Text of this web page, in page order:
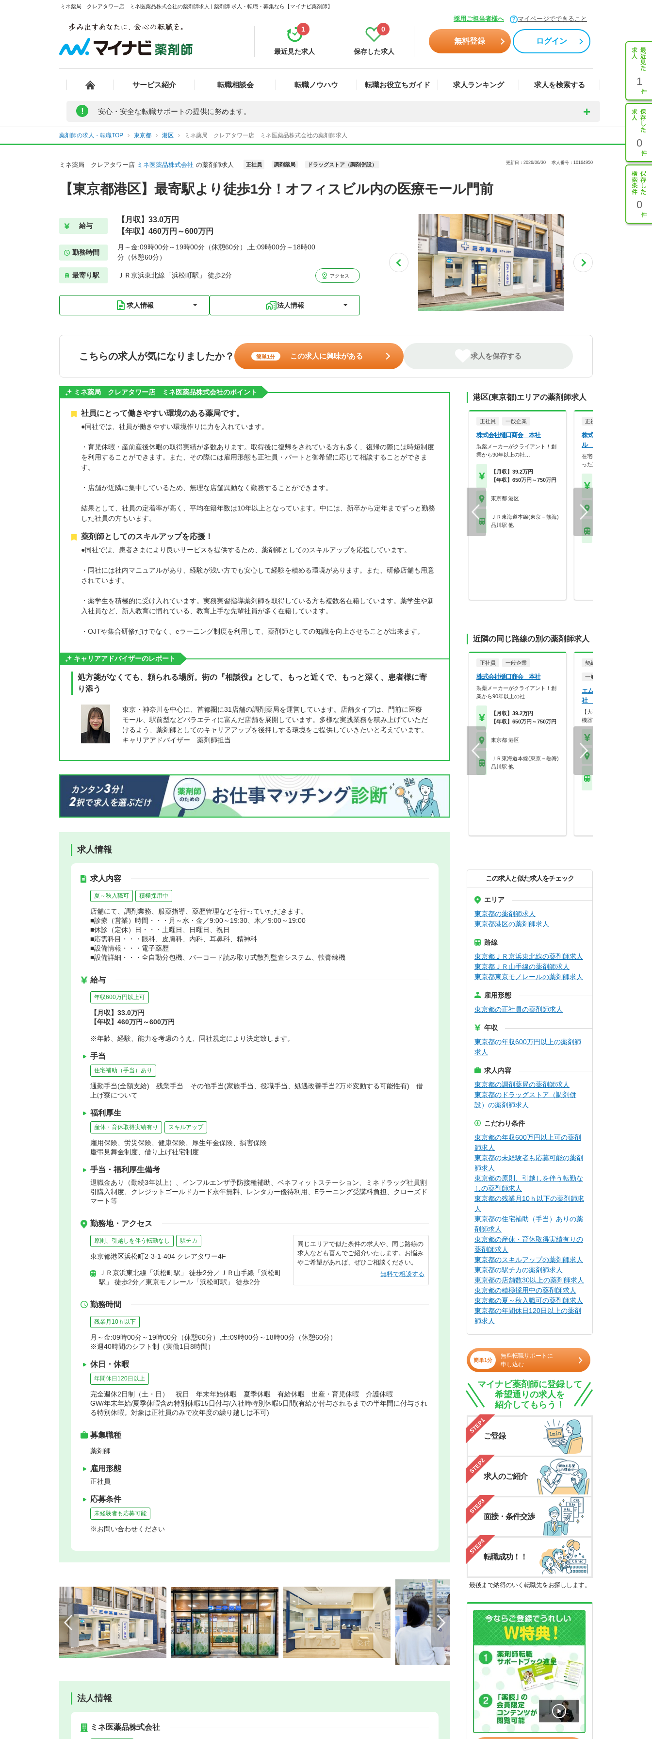
ミネ薬局 クレアタワー店 ミネ医薬品株式会社の薬剤師求人 | 薬剤師 求人・転職・募集なら【マイナビ薬剤師】
採用ご担当者様へ マイページでできること
最近見た求人
1
保存した求人
0
無料登録 ログイン
サービス紹介 転職相談会 転職ノウハウ 転職お役立ちガイド 求人ランキング 求人を検索する 1
0
0
! 安心・安全な転職サポートの提供に努めます。
薬剤師の求人・転職TOP 東京都 港区 ミネ薬局 クレアタワー店 ミネ医薬品株式会社の薬剤師求人
ミネ薬局 クレアタワー店 ミネ医薬品株式会社 の薬剤師求人 正社員 調剤薬局 ドラッグストア（調剤併設） 更新日：2026/06/30 求人番号：10164950
【東京都港区】最寄駅より徒歩1分！オフィスビル内の医療モール門前
給与
【月収】33.0万円
【年収】460万円～600万円
勤務時間
月～金:09時00分～19時00分（休憩60分）,土:09時00分～18時00
分（休憩60分）
最寄り駅 ＪＲ京浜東北線「浜松町駅」 徒歩2分 アクセス
求人情報 法人情報
こちらの求人が気になりましたか？ 簡単1分 この求人に興味がある 求人を保存する
ミネ薬局 クレアタワー店 ミネ医薬品株式会社のポイント
社員にとって働きやすい環境のある薬局です。
●同社では、社員が働きやすい環境作りに力を入れています。
・育児休暇・産前産後休暇の取得実績が多数あります。取得後に復帰をされている方も多く、復帰の際には時短制度
を利用することができます。また、その際には雇用形態も正社員・パートと御希望に応じて相談することができま
す。
・店舗が近隣に集中しているため、無理な店舗異動なく勤務することができます。
結果として、社員の定着率が高く、平均在籍年数は10年以上となっています。中には、新卒から定年までずっと勤務
した社員の方もいます。
薬剤師としてのスキルアップを応援！
●同社では、患者さまにより良いサービスを提供するため、薬剤師としてのスキルアップを応援しています。
・同社には社内マニュアルがあり、経験が浅い方でも安心して経験を積める環境があります。また、研修店舗も用意
されています。
・薬学生を積極的に受け入れています。実務実習指導薬剤師を取得している方も複数名在籍しています。薬学生や新
入社員など、新人教育に慣れている、教育上手な先輩社員が多く在籍しています。
・OJTや集合研修だけでなく、eラーニング制度を利用して、薬剤師としての知識を向上させることが出来ます。
キャリアアドバイザーのレポート
処方箋がなくても、頼られる場所。街の『相談役』として、もっと近くで、もっと深く、患者様に寄
り添う
東京・神奈川を中心に、首都圏に31店舗の調剤薬局を運営しています。店舗タイプは、門前に医療
モール、駅前型などバラエティに富んだ店舗を展開しています。多様な実践業務を積み上げていただ
けるよう、薬剤師としてのキャリアアップを後押しする環境をご提供していきたいと考えています。
キャリアアドバイザー 薬剤師担当
求人情報
求人内容
夏～秋入職可 積極採用中
店舗にて、調剤業務、服薬指導、薬歴管理などを行っていただきます。
■診療（営業）時間・・・月～水・金／9:00～19:30、木／9:00～19:00
■休診（定休）日・・・土曜日、日曜日、祝日
■応需科目・・・眼科、皮膚科、内科、耳鼻科、精神科
■設備情報・・・電子薬歴
■設備詳細・・・全自動分包機、バーコード読み取り式散剤監査システム、軟膏練機
給与
年収600万円以上可
【月収】33.0万円
【年収】460万円～600万円
※年齢、経験、能力を考慮のうえ、同社規定により決定致します。
手当
住宅補助（手当）あり
通勤手当(全額支給) 残業手当 その他手当(家族手当、役職手当、処遇改善手当2万※変動する可能性有) 借
上げ寮について
福利厚生
産休・育休取得実績有り スキルアップ
雇用保険、労災保険、健康保険、厚生年金保険、損害保険
慶弔見舞金制度、借り上げ社宅制度
手当・福利厚生備考
退職金あり（勤続3年以上）、インフルエンザ予防接種補助、ベネフィットステーション、ミネドラッグ社員割
引購入制度、クレジットゴールドカード永年無料、レンタカー優待利用、Eラーニング受講料負担、クローズド
マート等
勤務地・アクセス
原則、引越しを伴う転勤なし 駅チカ
東京都港区浜松町2-3-1-404 クレアタワー4F
ＪＲ京浜東北線「浜松町駅」 徒歩2分／ＪＲ山手線「浜松町
駅」 徒歩2分／東京モノレール「浜松町駅」 徒歩2分
同じエリアで似た条件の求人や、同じ路線の
求人なども喜んでご紹介いたします。お悩み
やご希望があれば、ぜひご相談ください。
無料で相談する
勤務時間
残業月10ｈ以下
月～金:09時00分～19時00分（休憩60分）,土:09時00分～18時00分（休憩60分）
※週40時間のシフト制（実働1日8時間）
休日・休暇
年間休日120日以上
完全週休2日制（土・日） 祝日 年末年始休暇 夏季休暇 有給休暇 出産・育児休暇 介護休暇
GW/年末年始/夏季休暇含め特別休暇15日付与/入社時特別休暇5日間(有給が付与されるまでの半年間に付与され
る特別休暇。対象は正社員のみで次年度の繰り越しは不可)
募集職種
薬剤師
雇用形態
正社員
応募条件
未経験者も応募可能
※お問い合わせください
法人情報
ミネ医薬品株式会社
港区(東京都)エリアの薬剤師求人
正社員 一般企業
株式会社樋口商会 本社
製薬メーカーがクライアント！創
業から90年以上の社…
【月収】39.2万円
【年収】650万円～750万円
東京都 港区
ＪＲ東海道本線(東京－熱海)
品川駅 他
正社員
株式会社コミュニティメ
ル 本社
在宅DX推進！ドラマモデル
った東京発の地域密…
近隣の同じ路線の別の薬剤師求人
正社員 一般企業
株式会社樋口商会 本社
製薬メーカーがクライアント！創
業から90年以上の社…
【月収】39.2万円
【年収】650万円～750万円
東京都 港区
ＪＲ東海道本線(東京－熱海)
品川駅 他
契約社員・嘱託社員
一般企業
エム・シー・メディカル
社 東京本社
【大手総合商社のグループ
機器商社にて薬剤師募…
この求人と似た求人をチェック
エリア
東京都の薬剤師求人
東京都港区の薬剤師求人
路線
東京都ＪＲ京浜東北線の薬剤師求人
東京都ＪＲ山手線の薬剤師求人
東京都東京モノレールの薬剤師求人
雇用形態
東京都の正社員の薬剤師求人
年収
東京都の年収600万円以上の薬剤師
求人
求人内容
東京都の調剤薬局の薬剤師求人
東京都のドラッグストア（調剤併
設）の薬剤師求人
こだわり条件
東京都の年収600万円以上可の薬剤
師求人
東京都の未経験者も応募可能の薬剤
師求人
東京都の原則、引越しを伴う転勤な
しの薬剤師求人
東京都の残業月10ｈ以下の薬剤師求
人
東京都の住宅補助（手当）ありの薬
剤師求人
東京都の産休・育休取得実績有りの
薬剤師求人
東京都のスキルアップの薬剤師求人
東京都の駅チカの薬剤師求人
東京都の店舗数30以上の薬剤師求人
東京都の積極採用中の薬剤師求人
東京都の夏～秋入職可の薬剤師求人
東京都の年間休日120日以上の薬剤
師求人
簡単1分
無料転職サポートに
申し込む
マイナビ薬剤師に登録して
希望通りの求人を
紹介してもらう！
STEP1
ご登録
STEP2
求人のご紹介
STEP3
面接・条件交渉
STEP4
転職成功！！
最後まで納得のいく転職先をお探しします。